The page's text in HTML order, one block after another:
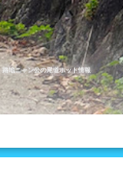
路地ニャン公の尾道ホット情報